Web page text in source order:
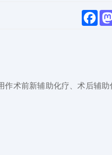
F
术前新辅助化疗、术后辅助